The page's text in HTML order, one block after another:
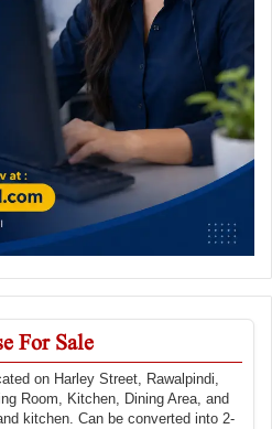
For Sale
on Harley Street, Rawalpindi,
Room, Kitchen, Dining Area, and
kitchen. Can be converted into 2-